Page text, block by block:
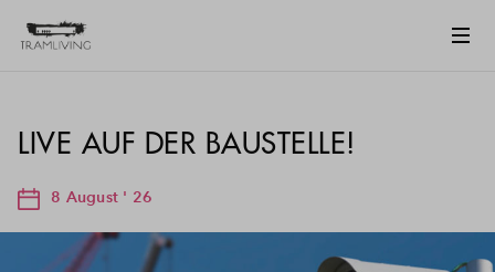
LIVE AUF DER BAUSTELLE!
8 August ' 26